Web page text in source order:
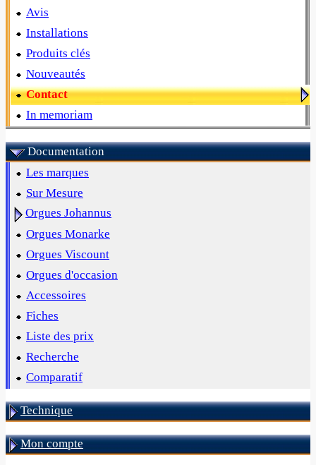
Avis
Installations
Produits clés
Nouveautés
Contact
In memoriam
Documentation
Les marques
Sur Mesure
Orgues Johannus
Orgues Monarke
Orgues Viscount
Orgues d'occasion
Accessoires
Fiches
Liste des prix
Recherche
Comparatif
Technique
Mon compte